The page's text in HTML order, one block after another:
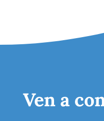
Ven a